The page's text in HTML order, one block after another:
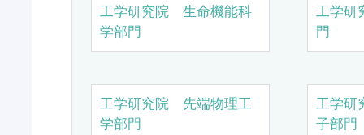
工学研究院 生命機能科
学部門
工学研
門
工学研究院 先端物理工
学部門
工学研
子部門